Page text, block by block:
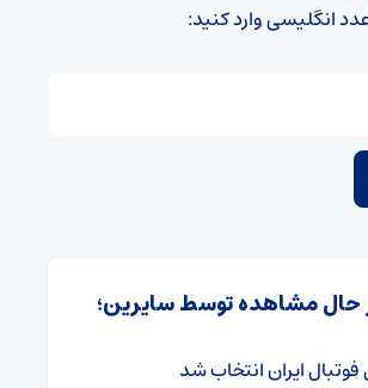
انگلیسی وارد کنید:
حال مشاهده توسط سایرین؛
ایران انتخاب شد